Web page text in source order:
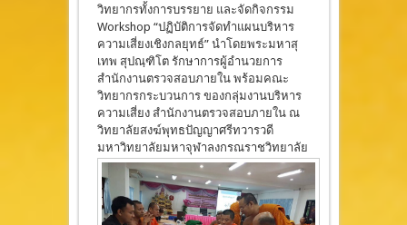
วิทยากรทั้งการบรรยาย และจัดกิจกรรม
Workshop “ปฏิบัติการจัดทำแผนบริหาร
ความเสี่ยงเชิงกลยุทธ์” นำโดยพระมหาสุ
เทพ สุปณฺฑิโต รักษาการผู้อำนวยการ
สำนักงานตรวจสอบภายใน พร้อมคณะ
วิทยากรกระบวนการ ของกลุ่มงานบริหาร
ความเสี่ยง สำนักงานตรวจสอบภายใน ณ
วิทยาลัยสงฆ์พุทธปัญญาศรีทวารวดี
มหาวิทยาลัยมหาจุฬาลงกรณราชวิทยาลัย